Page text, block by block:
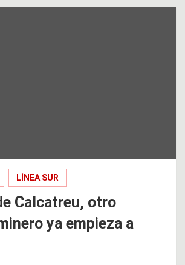
LÍNEA SUR
Calcatreu, otro
ya empieza a